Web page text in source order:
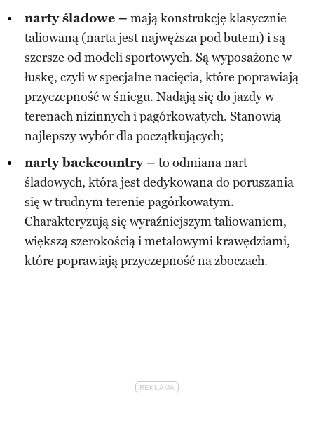
narty śladowe – mają konstrukcję klasycznie
taliowaną (narta jest najwęższa pod butem) i są
szersze od modeli sportowych. Są wyposażone w
łuskę, czyli w specjalne nacięcia, które poprawiają
przyczepność w śniegu. Nadają się do jazdy w
terenach nizinnych i pagórkowatych. Stanowią
najlepszy wybór dla początkujących;
narty backcountry – to odmiana nart
śladowych, która jest dedykowana do poruszania
się w trudnym terenie pagórkowatym.
Charakteryzują się wyraźniejszym taliowaniem,
większą szerokością i metalowymi krawędziami,
które poprawiają przyczepność na zboczach.